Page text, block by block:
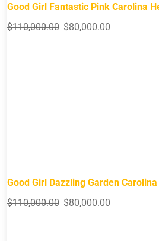
Good Girl Fantastic Pink Carolina
$110,000.00 $80,000.00
Good Girl Dazzling Garden
$110,000.00 $80,000.00